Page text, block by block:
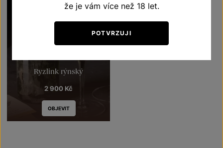
Ryzlink rýnský
2 900 Kč
OBJEVIT
že je vám více než 18 let.
POTVRZUJI